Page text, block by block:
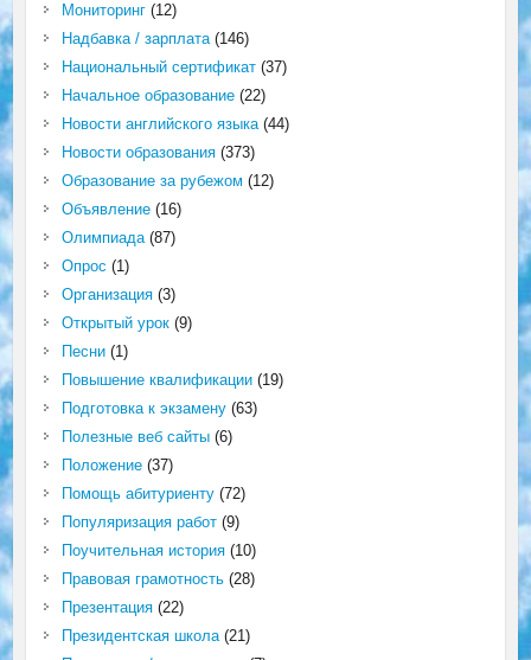
Мониторинг(12)
Надбавка / зарплата(146)
Национальный сертификат(37)
Начальное образование(22)
Новости английского языка(44)
Новости образования(373)
Образование за рубежом (12)
Объявление(16)
Олимпиада(87)
Опрос (1)
Организация(3)
Открытый урок(9)
Песни(1)
Повышение квалификации(19)
Подготовка к экзамену(63)
Полезные веб сайты(6)
Положение(37)
Помощь абитуриенту(72)
Популяризация работ(9)
Поучительная история(10)
Правовая грамотность(28)
Презентация(22)
Президентская школа(21)